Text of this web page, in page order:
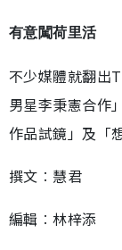
有意闖荷里活
不少媒體就翻出
男星李秉憲合作
作品試鏡」及「
撰文︰慧君
編輯︰林梓添